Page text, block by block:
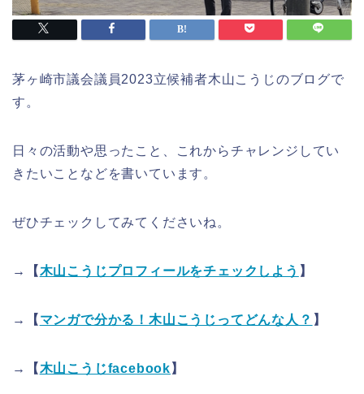
茅ヶ崎市議会議員2023立候補者木山こうじのブログで
す。
日々の活動や思ったこと、これからチャレンジしてい
きたいことなどを書いています。
ぜひチェックしてみてくださいね。
→【木山こうじプロフィールをチェックしよう 】
→【 マンガで分かる！木山こうじってどんな人？ 】
→【木山こうじfacebook 】